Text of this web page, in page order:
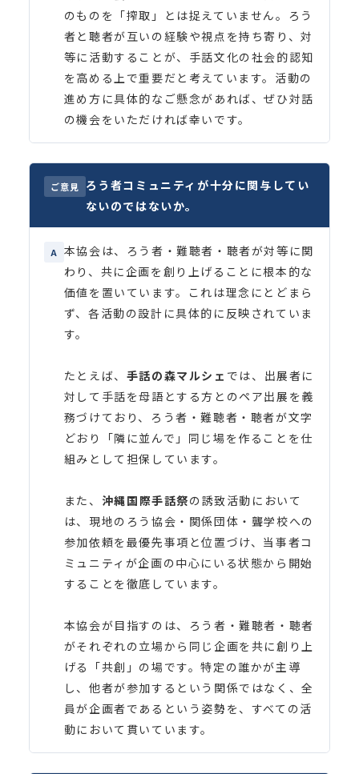
のものを「搾取」とは捉えていません。ろう
者と聴者が互いの経験や視点を持ち寄り、対
等に活動することが、手話文化の社会的認知
を高める上で重要だと考えています。活動の
進め方に具体的なご懸念があれば、ぜひ対話
の機会をいただければ幸いです。
ご意見
ろう者コミュニティが十分に関与してい
ないのではないか。
A 本協会は、ろう者・難聴者・聴者が対等に関
わり、共に企画を創り上げることに根本的な
価値を置いています。これは理念にとどまら
ず、各活動の設計に具体的に反映されていま
す。
たとえば、 手話の森マルシェ では、出展者に
対して手話を母語とする方とのペア出展を義
務づけており、ろう者・難聴者・聴者が文字
どおり「隣に並んで」同じ場を作ることを仕
組みとして担保しています。
また、 沖縄国際手話祭の誘致活動において
は、現地のろう協会・関係団体・聾学校への
参加依頼を最優先事項と位置づけ、当事者コ
ミュニティが企画の中心にいる状態から開始
することを徹底しています。
本協会が目指すのは、ろう者・難聴者・聴者
がそれぞれの立場から同じ企画を共に創り上
げる「共創」の場です。特定の誰かが主導
し、他者が参加するという関係ではなく、全
員が企画者であるという姿勢を、すべての活
動において貫いています。